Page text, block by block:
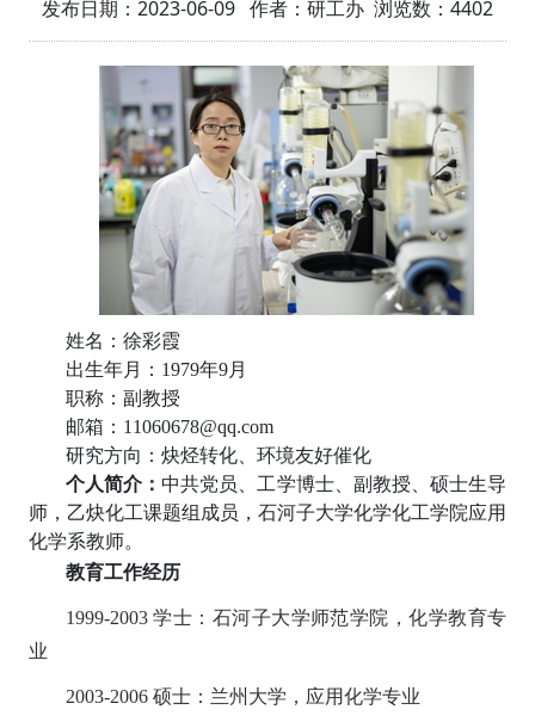
发布日期：2023-06-09 作者：研工办 浏览数： 4402
姓名：徐彩霞
出生年月：1979年9月
职称：副教授
邮箱：11060678@qq.com
研究方向：炔烃转化、环境友好催化
个人简介：中共党员、工学博士、副教授、硕士生导
师，乙炔化工课题组成员，石河子大学化学化工学院应用
化学系教师。
教育工作经历
1999-2003学士：石河子大学师范学院，化学教育专
业
2003-2006 硕士：兰州大学，应用化学专业